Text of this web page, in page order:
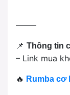
——–
📌 Thông tin
– Link mua
🔥 Rumba cơ